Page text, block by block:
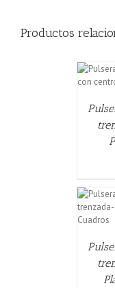
Productos